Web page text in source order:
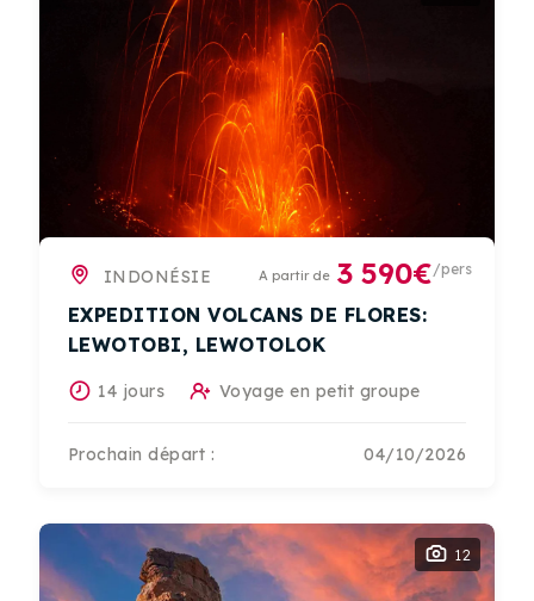
INDONÉSIE A partir de 3 590€/pers
EXPEDITION VOLCANS DE FLORES:
LEWOTOBI, LEWOTOLOK
14 jours Voyage en petit groupe
Prochain départ : 04/10/2026
12